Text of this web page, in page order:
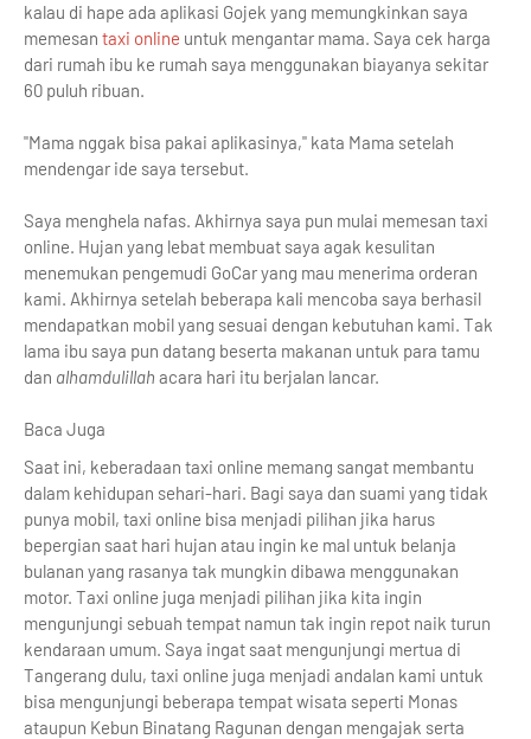
kalau di hape ada aplikasi Gojek yang memungkinkan saya
memesan taxi online untuk mengantar mama. Saya cek harga
dari rumah ibu ke rumah saya menggunakan biayanya sekitar
60 puluh ribuan.
"Mama nggak bisa pakai aplikasinya," kata Mama setelah
mendengar ide saya tersebut.
Saya menghela nafas. Akhirnya saya pun mulai memesan taxi
online. Hujan yang lebat membuat saya agak kesulitan
menemukan pengemudi GoCar yang mau menerima orderan
kami. Akhirnya setelah beberapa kali mencoba saya berhasil
mendapatkan mobil yang sesuai dengan kebutuhan kami. Tak
lama ibu saya pun datang beserta makanan untuk para tamu
dan alhamdulillah acara hari itu berjalan lancar.
Baca Juga
Saat ini, keberadaan taxi online memang sangat membantu
dalam kehidupan sehari-hari. Bagi saya dan suami yang tidak
punya mobil, taxi online bisa menjadi pilihan jika harus
bepergian saat hari hujan atau ingin ke mal untuk belanja
bulanan yang rasanya tak mungkin dibawa menggunakan
motor. Taxi online juga menjadi pilihan jika kita ingin
mengunjungi sebuah tempat namun tak ingin repot naik turun
kendaraan umum. Saya ingat saat mengunjungi mertua di
Tangerang dulu, taxi online juga menjadi andalan kami untuk
bisa mengunjungi beberapa tempat wisata seperti Monas
ataupun Kebun Binatang Ragunan dengan mengajak serta